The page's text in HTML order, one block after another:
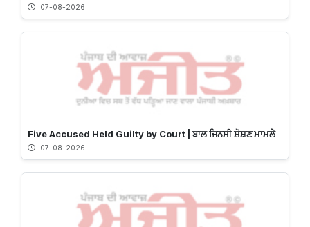
07-08-2026
Five Accused Held Guilty by Court | ਬਾਲ ਜਿਨਸੀ ਸ਼ੋਸ਼ਣ ਮਾਮਲੇ
07-08-2026